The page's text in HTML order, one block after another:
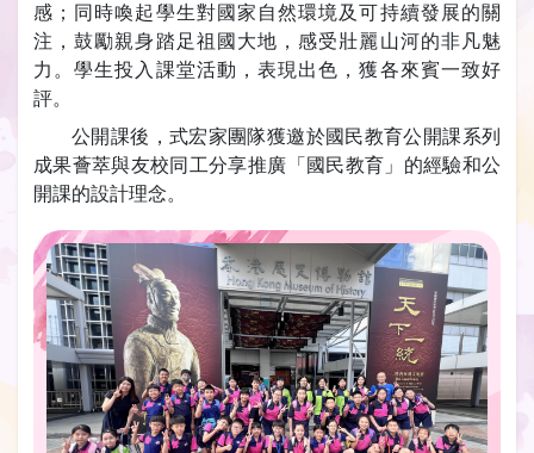
感；同時喚起學生對國家自然環境及可持續發展的關
注，鼓勵親身踏足祖國大地，感受壯麗山河的非凡魅
力。學生投入課堂活動，表現出色，獲各來賓一致好
評。
公開課後，式宏家團隊獲邀於國民教育公開課系列
成果薈萃與友校同工分享推廣「國民教育」的經驗和公
開課的設計理念。